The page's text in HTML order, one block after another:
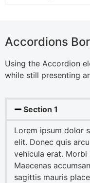
Accordions
Using the Accordion
while still presenting
Section 1
Lorem ipsum dolor
elit. Donec quis
vehicula erat.
Maecenas
sagittis mauris